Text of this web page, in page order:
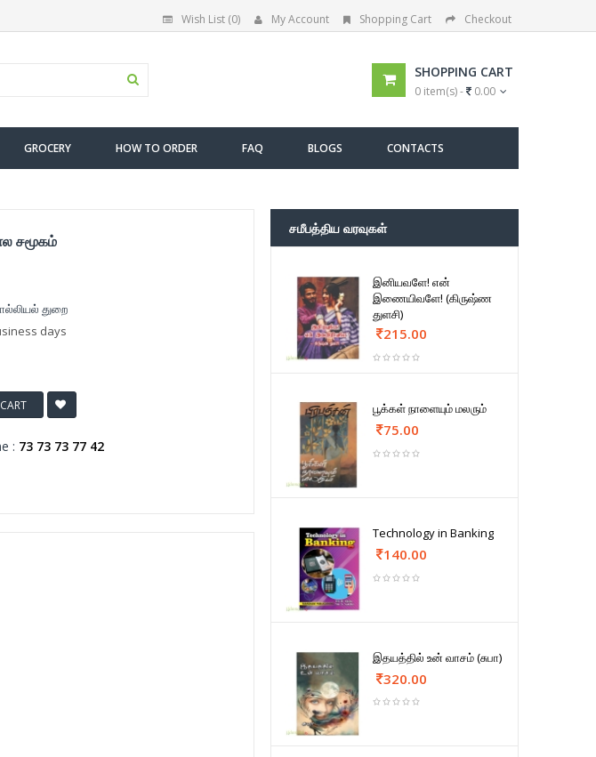
Wish List (0) My Account Shopping Cart Checkout
SHOPPING CART
0 item(s) - 0.00
GROCERY HOW TO ORDER FAQ BLOGS CONTACTS
சமூகம்
துறை
days
: 73 73 73 77 42
சமீபத்திய வரவுகள்
இனியவளே! என்
இணையிவளே! (கிருஷ்ண
துளசி)
215.00
பூக்கள் நாளையும் மலரும்
75.00
Technology in Banking
140.00
இதயத்தில் உன் வாசம் (சுபா)
320.00